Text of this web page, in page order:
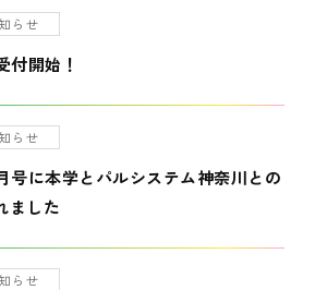
らせ
付開始！
らせ
号に本学とパルシステム神奈川との
ました
らせ